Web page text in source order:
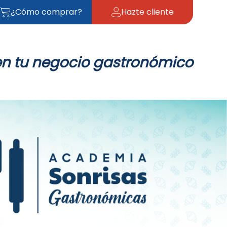
¿Cómo comprar? Hazte cliente
tu negocio gastronómico